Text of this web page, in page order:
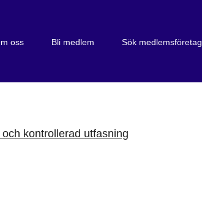
oss Bli medlem Sök medlemsföretag
kontrollerad utfasning